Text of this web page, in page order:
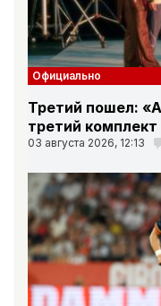
Официально
Третий пошел:
третий
03 августа 2026, 12:13